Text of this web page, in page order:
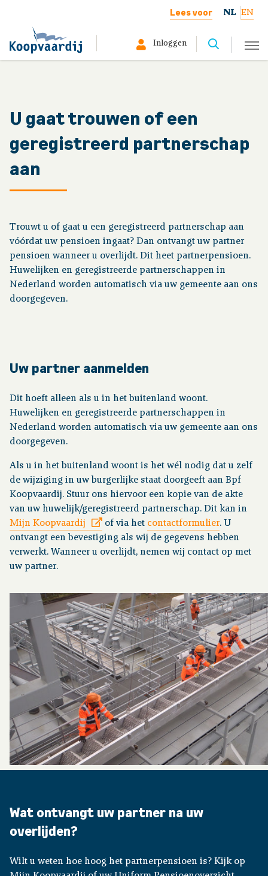
Lees voor NL EN
Gepensioneerd
Werkgever
Inloggen
Uw situatie
Over pensioen
Publicaties
Contact
U gaat trouwen of een
geregistreerd partnerschap
aan
Trouwt u of gaat u een geregistreerd partnerschap aan
vóórdat uw pensioen ingaat? Dan ontvangt uw partner
pensioen wanneer u overlijdt. Dit heet partnerpensioen.
Huwelijken en geregistreerde partnerschappen in
Nederland worden automatisch via uw gemeente aan ons
doorgegeven.
Uw partner aanmelden
Dit hoeft alleen als u in het buitenland woont.
Huwelijken en geregistreerde partnerschappen in
Nederland worden automatisch via uw gemeente aan ons
doorgegeven.
Als u in het buitenland woont is het wél nodig dat u zelf
de wijziging in uw burgerlijke staat doorgeeft aan Bpf
Koopvaardij. Stuur ons hiervoor een kopie van de akte
van uw huwelijk/geregistreerd partnerschap. Dit kan in
Mijn Koopvaardij
of via het contactformulier. U
ontvangt een bevestiging als wij de gegevens hebben
verwerkt. Wanneer u overlijdt, nemen wij contact op met
uw partner.
Wat ontvangt uw partner na uw
overlijden?
Wilt u weten hoe hoog het partnerpensioen is? Kijk op